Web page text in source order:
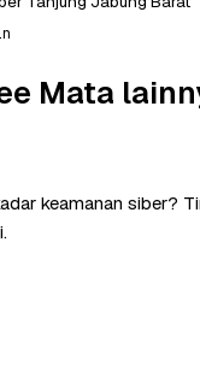
Mata
keamanan siber?